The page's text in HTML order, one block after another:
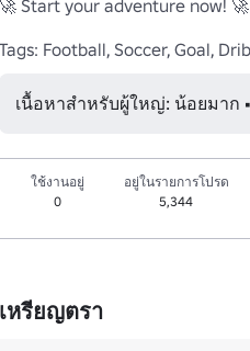
🚀 Start your adventure now! 🚀
Tags: Football, Soccer, Goal,
เนื้อหาสำหรับผู้ใหญ่: น้อยมาก •
ใช้งานอยู่
0
อยู่ในรายการโปรด
5,344
เหรียญตรา